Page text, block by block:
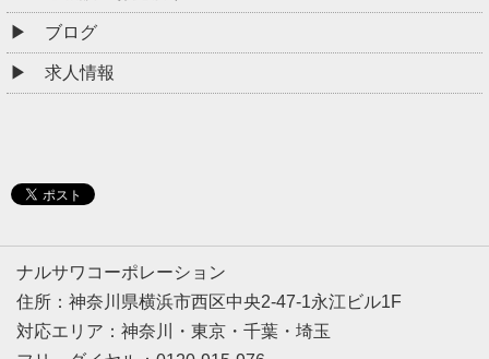
ブログ
求人情報
ナルサワコーポレーション
住所：神奈川県横浜市西区中央2-47-1永江ビル1F
対応エリア：神奈川・東京・千葉・埼玉